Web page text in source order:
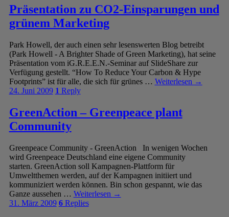
Präsentation zu CO2-Einsparungen und
grünem Marketing
Park Howell, der auch einen sehr lesenswerten Blog betreibt
(Park Howell - A Brighter Shade of Green Marketing), hat seine
Präsentation vom iG.R.E.E.N.-Seminar auf SlideShare zur
Verfügung gestellt. “How To Reduce Your Carbon & Hype
Footprints” ist für alle, die sich für grünes … Weiterlesen →
24. Juni 2009 1 Reply
GreenAction – Greenpeace plant
Community
Greenpeace Community - GreenAction In wenigen Wochen
wird Greenpeace Deutschland eine eigene Community
starten. GreenAction soll Kampagnen-Plattform für
Umweltthemen werden, auf der Kampagnen initiiert und
kommuniziert werden können. Bin schon gespannt, wie das
Ganze aussehen … Weiterlesen →
31. März 2009 6Replies